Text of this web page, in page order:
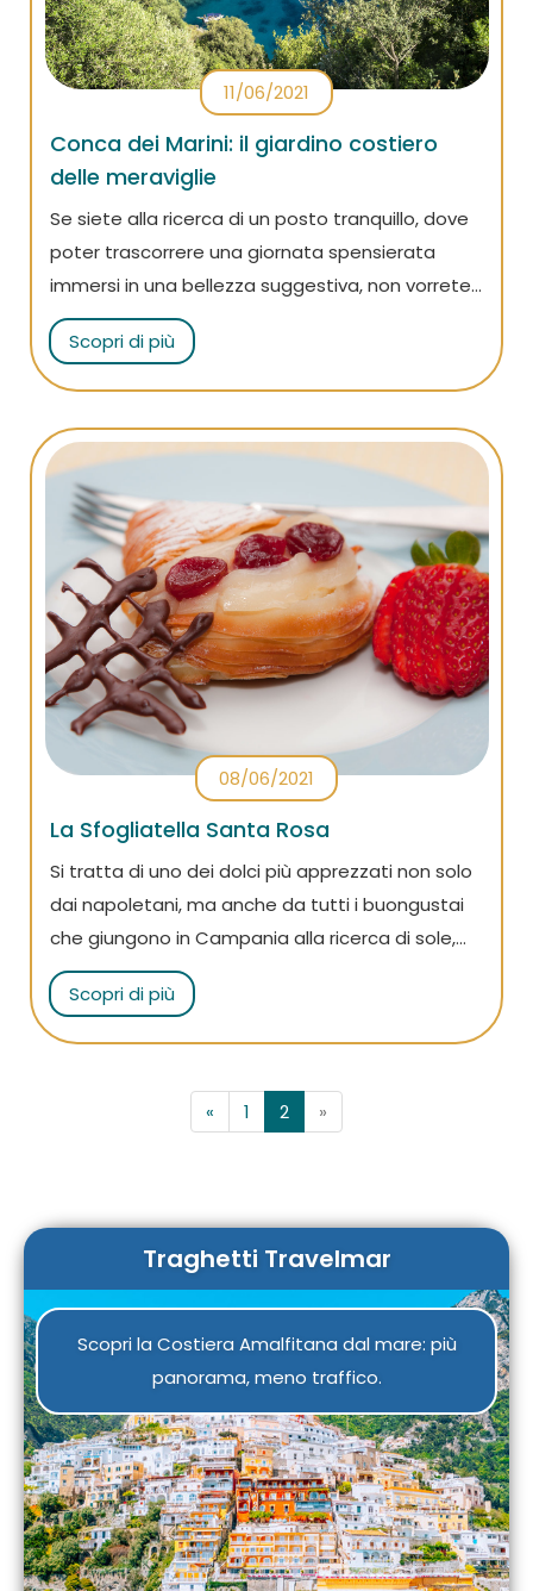
11/06/2021
Conca dei Marini: il giardino costiero
delle meraviglie
Se siete alla ricerca di un posto tranquillo, dove
poter trascorrere una giornata spensierata
immersi in una bellezza suggestiva, non vorrete
perdervi Conca dei Marini, uno dei comuni più
piccoli della Costiera Amalfitana.
Scopri di più
08/06/2021
La Sfogliatella Santa Rosa
Si tratta di uno dei dolci più apprezzati non solo
dai napoletani, ma anche da tutti i buongustai
che giungono in Campania alla ricerca di sole,
mare e golosità: la Sfogliatella Santa Rosa.
Scopri di più
« 1 2 »
Traghetti Travelmar
Scopri la Costiera Amalfitana dal mare: più
panorama, meno traffico.